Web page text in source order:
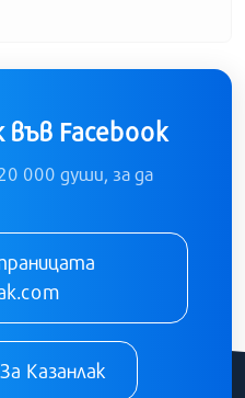
във Facebook
000 души, за да
Казанлак